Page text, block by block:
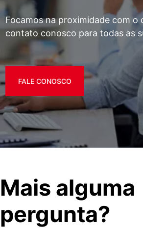
Focamos na proximidade com o
contato conosco para todas as
FALE CONOSCO
Mais alguma
pergunta?